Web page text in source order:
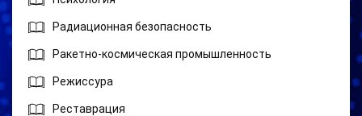
Радиационная безопасность
Ракетно-космическая промышленность
Режиссура
Реставрация